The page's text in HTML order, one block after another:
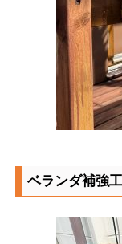
ベランダ補強